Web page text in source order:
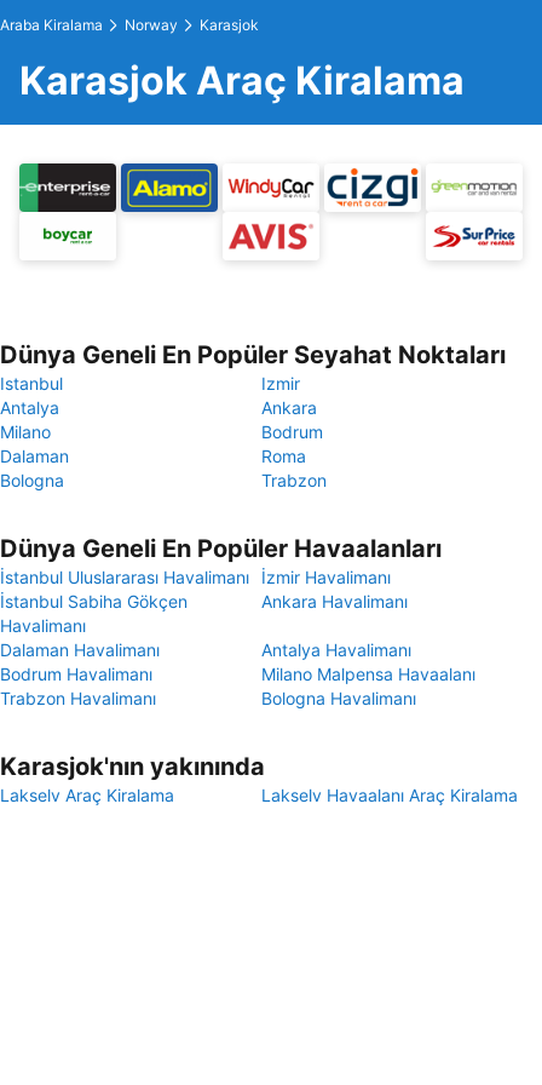
Araba Kiralama Norway Karasjok
Karasjok Araç Kiralama
Dünya Geneli En Popüler Seyahat Noktaları
Istanbul
Izmir
Antalya
Ankara
Milano
Bodrum
Dalaman
Roma
Bologna
Trabzon
Dünya Geneli En Popüler Havaalanları
İstanbul Uluslararası Havalimanı
İzmir Havalimanı
İstanbul Sabiha Gökçen
Havalimanı
Ankara Havalimanı
Dalaman Havalimanı
Antalya Havalimanı
Bodrum Havalimanı
Milano Malpensa Havaalanı
Trabzon Havalimanı
Bologna Havalimanı
Karasjok'nın yakınında
Lakselv Araç Kiralama Lakselv Havaalanı Araç Kiralama